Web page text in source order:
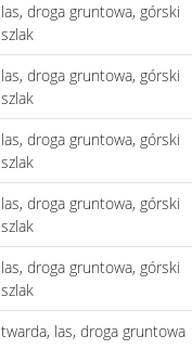
las, droga gruntowa, górski
szlak
las, droga gruntowa, górski
szlak
las, droga gruntowa, górski
szlak
las, droga gruntowa, górski
szlak
las, droga gruntowa, górski
szlak
twarda, las, droga gruntowa